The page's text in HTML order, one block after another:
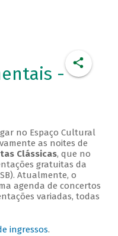
-
no Espaço Cultural
as noites de
Clássicas, que no
gratuitas da
Atualmente, o
agenda de concertos
variadas, todas
ingressos.